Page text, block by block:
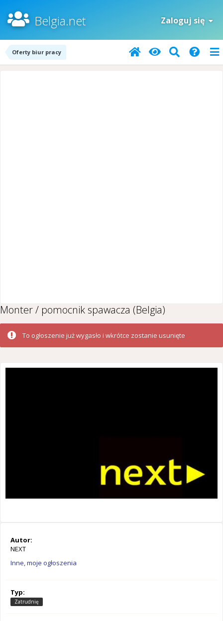
Belgia.net Zaloguj się
Oferty biur pracy
Monter / pomocnik spawacza (Belgia)
To ogłoszenie już wygasło i wkrótce zostanie usunięte
Autor:
NEXT
Inne, moje ogłoszenia
Typ:
Zatrudnię